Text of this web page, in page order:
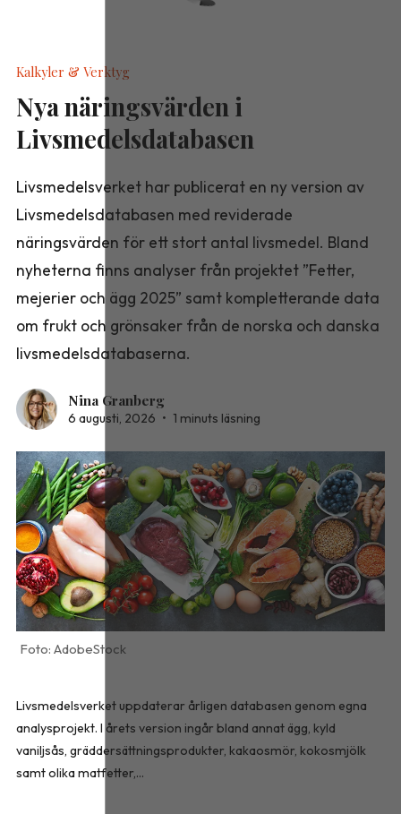
Kalkyler & Verktyg
Nya näringsvärden i
Livsmedelsdatabasen
Livsmedelsverket har publicerat en ny version av
Livsmedelsdatabasen med reviderade
näringsvärden för ett stort antal livsmedel. Bland
nyheterna finns analyser från projektet ”Fetter,
mejerier och ägg 2025” samt kompletterande data
om frukt och grönsaker från de norska och danska
livsmedelsdatabaserna.
Nina Granberg
6 augusti, 2026 • 1 minuts läsning
AdobeStock
Livsmedelsverket uppdaterar årligen databasen genom egna
analysprojekt. I årets version ingår bland annat ägg, kyld
vaniljsås, gräddersättningsprodukter, kakaosmör, kokosmjölk
samt olika matfetter,...